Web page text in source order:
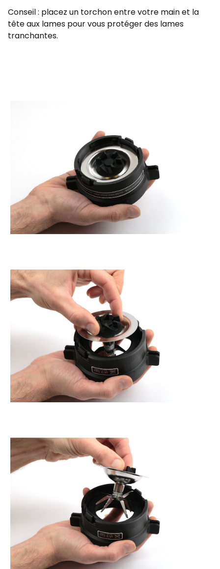
Conseil : placez un torchon entre votre main et la
tête aux lames pour vous protéger des lames
tranchantes.